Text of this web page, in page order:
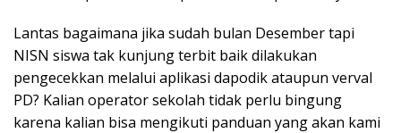
Lantas bagaimana jika sudah bulan Desember tapi
NISN siswa tak kunjung terbit baik dilakukan
pengecekkan melalui aplikasi dapodik ataupun verval
PD? Kalian operator sekolah tidak perlu bingung
karena kalian bisa mengikuti panduan yang akan kami